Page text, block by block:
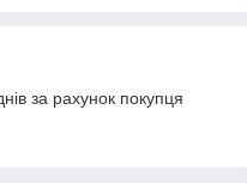
за рахунок покупця